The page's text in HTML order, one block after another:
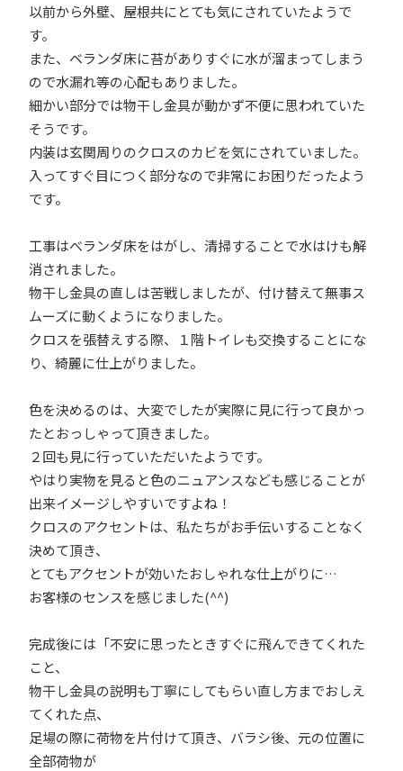
以前から外壁、屋根共にとても気にされていたようで
す。
また、ベランダ床に苔がありすぐに水が溜まってしまう
ので水漏れ等の心配もありました。
細かい部分では物干し金具が動かず不便に思われていた
そうです。
内装は玄関周りのクロスのカビを気にされていました。
入ってすぐ目につく部分なので非常にお困りだったよう
です。
工事はべランダ床をはがし、清掃することで水はけも解
消されました。
物干し金具の直しは苦戦しましたが、付け替えて無事ス
ムーズに動くようになりました。
クロスを張替えする際、１階トイレも交換することにな
り、綺麗に仕上がりました。
色を決めるのは、大変でしたが実際に見に行って良かっ
たとおっしゃって頂きました。
２回も見に行っていただいたようです。
やはり実物を見ると色のニュアンスなども感じることが
出来イメージしやすいですよね！
クロスのアクセントは、私たちがお手伝いすることなく
決めて頂き、
とてもアクセントが効いたおしゃれな仕上がりに…
お客様のセンスを感じました(^^)
完成後には「不安に思ったときすぐに飛んできてくれた
こと、
物干し金具の説明も丁寧にしてもらい直し方までおしえ
てくれた点、
足場の際に荷物を片付けて頂き、バラシ後、元の位置に
全部荷物が